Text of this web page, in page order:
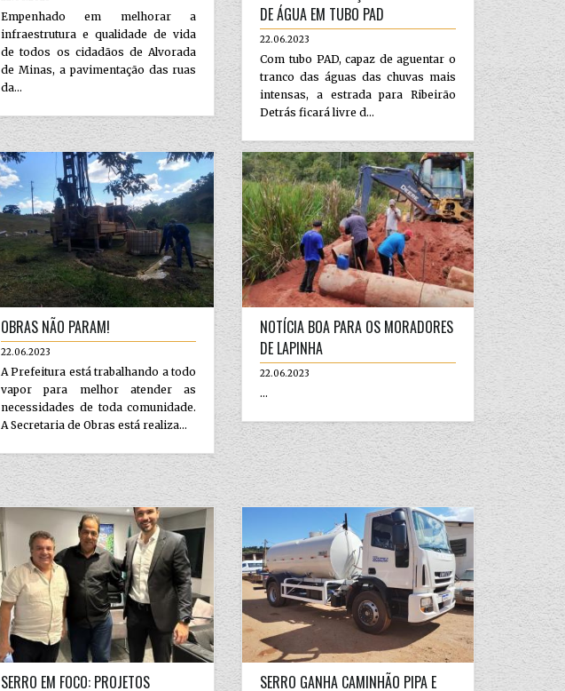
Empenhado em melhorar a
infraestrutura e qualidade de vida
de todos os cidadãos de Alvorada
de Minas, a pavimentação das ruas
da...
DE ÁGUA EM TUBO PAD
22.06.2023
Com tubo PAD, capaz de aguentar o
tranco das águas das chuvas mais
intensas, a estrada para Ribeirão
Detrás ficará livre d...
OBRAS NÃO PARAM!
22.06.2023
A Prefeitura está trabalhando a todo
vapor para melhor atender as
necessidades de toda comunidade.
A Secretaria de Obras está realiza...
NOTÍCIA BOA PARA OS MORADORES
DE LAPINHA
22.06.2023
...
SERRO EM FOCO: PROJETOS
SERRO GANHA CAMINHÃO PIPA E